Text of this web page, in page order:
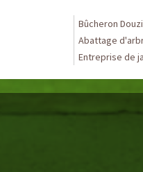
Bûcheron
Abattage
Entreprise de